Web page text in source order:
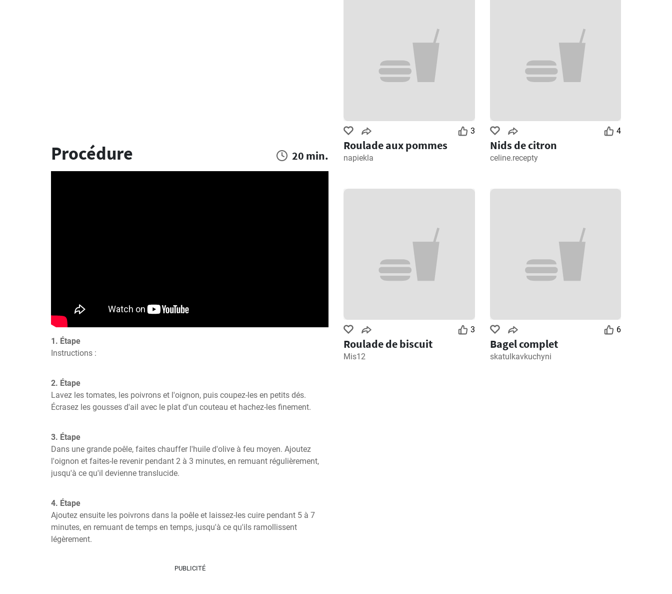
Procédure 20 min.
1. Étape
Instructions :
2. Étape
Lavez les tomates, les poivrons et l'oignon, puis coupez-les en petits dés.
Écrasez les gousses d'ail avec le plat d'un couteau et hachez-les finement.
3. Étape
Dans une grande poêle, faites chauffer l'huile d'olive à feu moyen. Ajoutez
l'oignon et faites-le revenir pendant 2 à 3 minutes, en remuant régulièrement,
jusqu'à ce qu'il devienne translucide.
4. Étape
Ajoutez ensuite les poivrons dans la poêle et laissez-les cuire pendant 5 à 7
minutes, en remuant de temps en temps, jusqu'à ce qu'ils ramollissent
légèrement.
PUBLICITÉ
3
Roulade aux pommes
napiekla
4
Nids de citron
celine.recepty
3
Roulade de biscuit
Mis12
6
Bagel complet
skatulkavkuchyni